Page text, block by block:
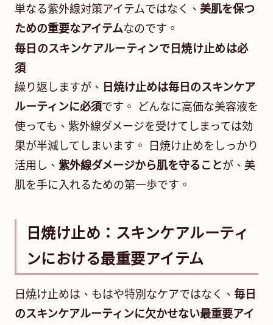
単なる紫外線対策アイテムではなく、 美肌を保つ
ための重要なアイテムなのです。
毎日のスキンケアルーティンで日焼け止めは必
須
繰り返しますが、 日焼け止めは毎日のスキンケア
ルーティンに必須です。 どんなに高価な美容液を
使っても、紫外線ダメージを受けてしまっては効
果が半減してしまいます。 日焼け止めをしっかり
活用し、 紫外線ダメージから肌を守ることが、美
肌を手に入れるための第一歩です。
日焼け止め：スキンケアルーティ
ンにおける最重要アイテム
日焼け止めは、もはや特別なケアではなく、 毎日
のスキンケアルーティンに欠かせない最重要アイ